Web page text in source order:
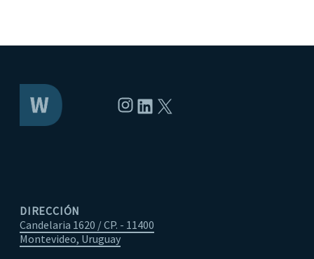
Instagram
LinkedIn
DIRECCIÓN
Candelaria 1620 / CP. - 11400
Montevideo, Uruguay